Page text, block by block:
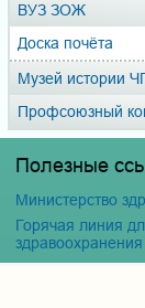
ВУЗ ЗОЖ
Доска почёта
Музей истории
Профсоюзный
Полезные
Министерство
Горячая линия
Министерство